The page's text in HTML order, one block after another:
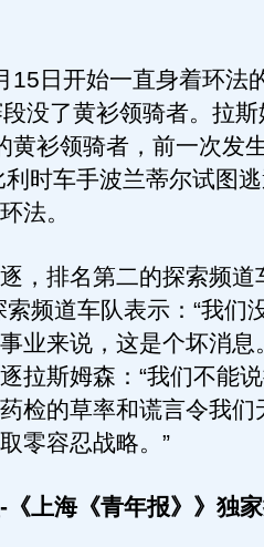
日开始一直身着环法
没了黄衫领骑者。拉
黄衫领骑者，前一次发
时车手波兰蒂尔试图
法。
排名第二的探索频道
索频道车队表示：“我们
业来说，这是个坏消息
拉斯姆森：“我们不能
检的草率和谎言令我们
零容忍战略。”
上海《青年报》》独